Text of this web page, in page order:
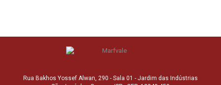
Rua Bakhos Yossef Alwan, 290 - Sala 01 - Jardim das Indústrias